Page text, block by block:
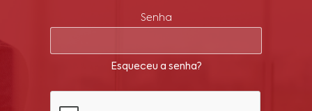
Senha
Esqueceu a senha?